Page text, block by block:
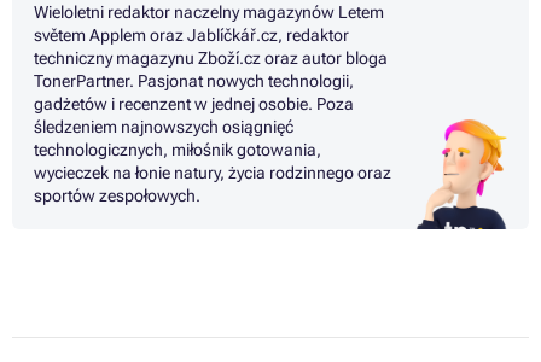
Wieloletni redaktor naczelny magazynów Letem
světem Applem oraz Jablíčkář.cz, redaktor
techniczny magazynu Zboží.cz oraz autor bloga
TonerPartner. Pasjonat nowych technologii,
gadżetów i recenzent w jednej osobie. Poza
śledzeniem najnowszych osiągnięć
technologicznych, miłośnik gotowania,
wycieczek na łonie natury, życia rodzinnego oraz
sportów zespołowych.